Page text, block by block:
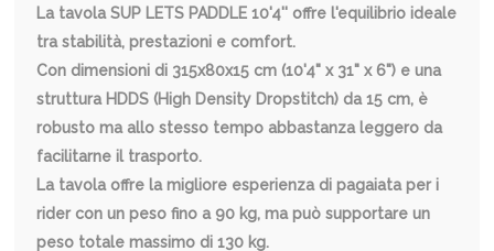
La tavola SUP LETS PADDLE 10'4'' offre l'equilibrio ideale
tra stabilità, prestazioni e comfort.
Con dimensioni di 315x80x15 cm (10'4" x 31" x 6") e una
struttura HDDS (High Density Dropstitch) da 15 cm, è
robusto ma allo stesso tempo abbastanza leggero da
facilitarne il trasporto.
La tavola offre la migliore esperienza di pagaiata per i
rider con un peso fino a 90 kg, ma può supportare un
peso totale massimo di 130 kg.